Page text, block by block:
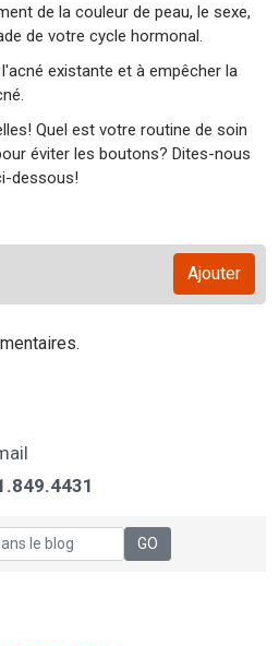
de la couleur de peau, le sexe,
de votre cycle hormonal.
existante et à empêcher la
Quel est votre routine de soin
éviter les boutons? Dites-nous
dessous!
Ajouter